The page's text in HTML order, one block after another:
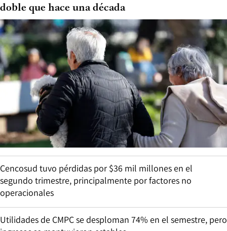
doble que hace una década
Cencosud tuvo pérdidas por $36 mil millones en el
segundo trimestre, principalmente por factores no
operacionales
Utilidades de CMPC se desploman 74% en el semestre, pero